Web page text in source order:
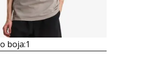
boja:1